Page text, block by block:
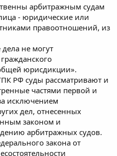
арбитражным судам
- юридические или
правоотношений, из
не могут
юрисдикции».
РФ суды рассматривают и
частями первой и
исключением
дел, отнесенных
законом и
арбитражных судов.
закона от